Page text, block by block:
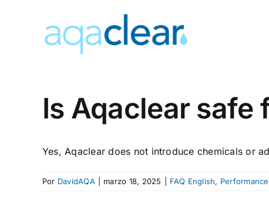
contenido
Is Aqaclear safe
Yes, Aqaclear does not introduce chemicals or
Por DavidAQA marzo 18, 2025 FAQ English,